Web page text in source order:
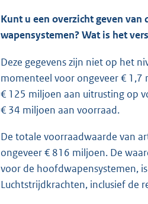
Kunt u een overzicht geven
wapensystemen? Wat is het
Deze gegevens zijn niet op het
momenteel voor ongeveer €
€ 125 miljoen aan uitrusting op
€ 34 miljoen aan voorraad.
De totale voorraadwaarde van
ongeveer € 816 miljoen. De
voor de hoofdwapensystemen,
Luchtstrijdkrachten, inclusief de